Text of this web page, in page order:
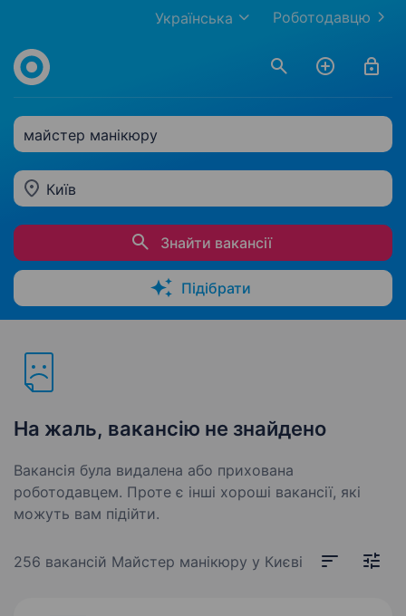
Роботодавцю
Українська
майстер манікюру
Київ
Знайти вакансії
Підібрати
На жаль, вакансію не знайдено
Вакансія була видалена або прихована
роботодавцем. Проте є інші хороші вакансії, які
можуть вам підійти.
256 вакансій Майстер манікюру у Києві